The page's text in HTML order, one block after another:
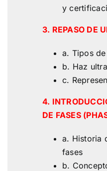
y
3. REPASO DE
a. Tipos
b. Haz
c.
4.
DE FASES
a. Historia
fases
b.